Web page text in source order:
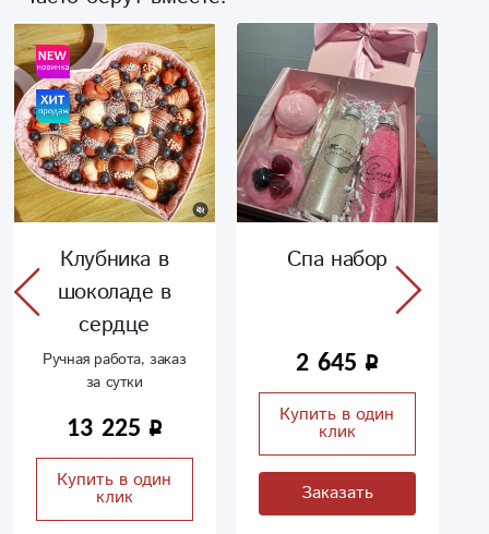
Клубника в
шоколаде в
сердце
Ручная работа, заказ
за сутки
13 225
Купить в один
клик
Спа набор
2 645
Купить в один
клик
Заказать